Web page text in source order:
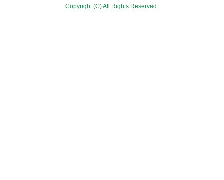
Copyright (C) All Rights Reserved.